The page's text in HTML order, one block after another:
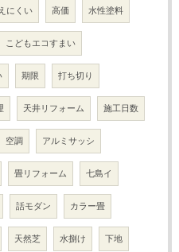
にくい 高価 水性塗料
こどもエコすまい
期限 打ち切り
天井リフォーム 施工日数
空調 アルミサッシ
畳リフォーム 七島イ
話モダン カラー畳
天然芝 水捌け 下地